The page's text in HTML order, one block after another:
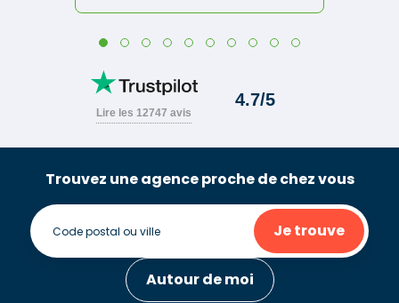
Trouvez une agence proche de chez vous
Je trouve
Autour de moi